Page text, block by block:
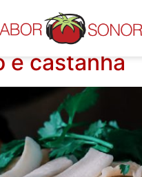
e castanha